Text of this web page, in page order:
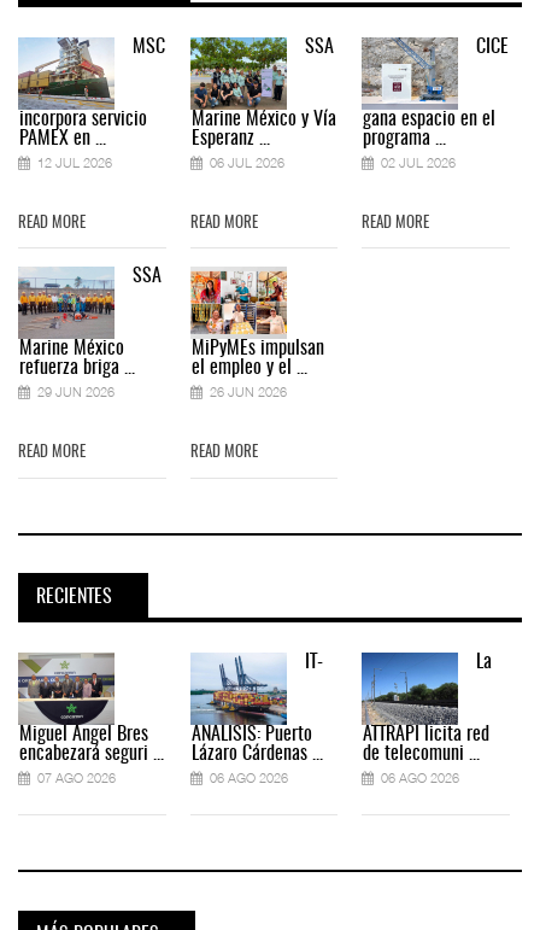
MSC
incorpora servicio
PAMEX en ...
12 JUL 2026
READ MORE
SSA
Marine México
refuerza briga ...
29 JUN 2026
READ MORE
SSA
Marine México y Vía
Esperanz ...
06 JUL 2026
READ MORE
MiPyMEs impulsan
el empleo y el ...
26 JUN 2026
READ MORE
CICE
gana espacio en el
programa ...
02 JUL 2026
READ MORE
RECIENTES
Miguel Ángel Bres
encabezará seguri ...
07 AGO 2026
IT-
ANÁLISIS: Puerto
Lázaro Cárdenas ...
06 AGO 2026
La
ATTRAPI licita red
de telecomuni ...
06 AGO 2026